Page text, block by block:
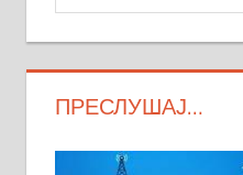
ПРЕСЛУШАЈ…